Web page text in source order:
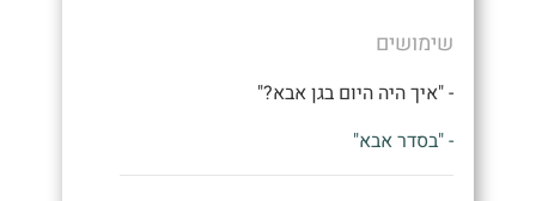
שימושים
- "איך היה היום בגן אבא?"
- "בסדר אבא"